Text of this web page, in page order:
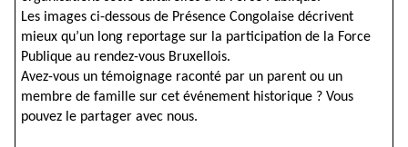
Les images ci-dessous de Présence Congolaise décrivent
mieux qu’un long reportage sur la participation de la Force
Publique au rendez-vous Bruxellois.
Avez-vous un témoignage raconté par un parent ou un
membre de famille sur cet événement historique ? Vous
pouvez le partager avec nous.